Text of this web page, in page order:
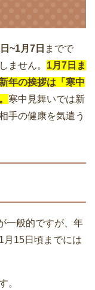
~1月7日 までで
ません。 1月7日ま
年の挨拶は「寒中
寒中見舞いでは新
手の健康を気遣う
一般的ですが、年
月15日頃までには
。